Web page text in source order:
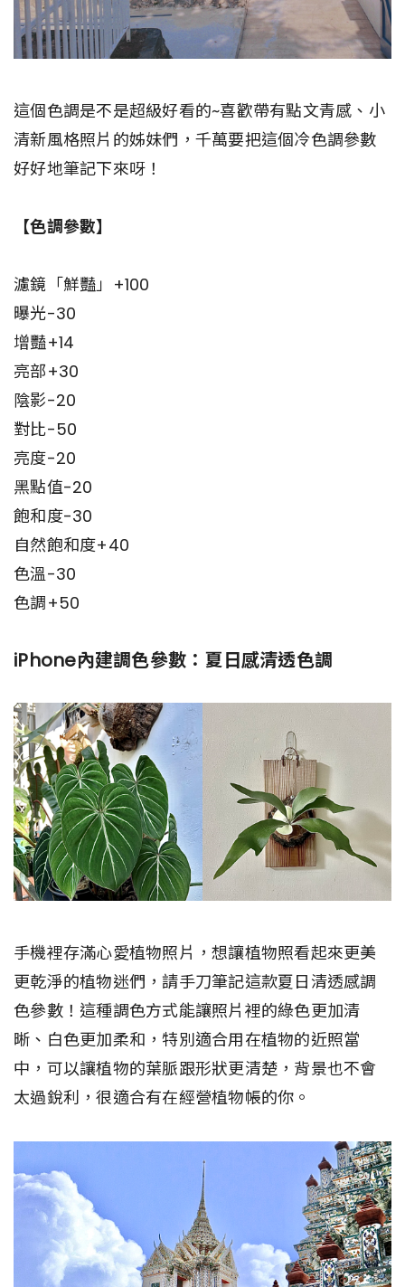
這個色調是不是超級好看的~喜歡帶有點文青感、小
清新風格照片的姊妹們，千萬要把這個冷色調參數
好好地筆記下來呀！
【色調參數】
濾鏡「鮮豔」+100
曝光-30
增豔+14
亮部+30
陰影-20
對比-50
亮度-20
黑點值-20
飽和度-30
自然飽和度+40
色溫-30
色調+50
iPhone內建調色參數：夏日感清透色調
手機裡存滿心愛植物照片，想讓植物照看起來更美
更乾淨的植物迷們，請手刀筆記這款夏日清透感調
色參數！這種調色方式能讓照片裡的綠色更加清
晰、白色更加柔和，特別適合用在植物的近照當
中，可以讓植物的葉脈跟形狀更清楚，背景也不會
太過銳利，很適合有在經營植物帳的你。